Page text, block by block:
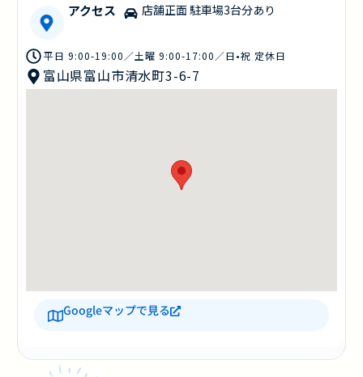
アクセス 店舗正面 駐車場3台分あり
平日 9:00-19:00／土曜 9:00-17:00／日•祝 定休日
富山県富山市清水町3-6-7
Googleマップで見る